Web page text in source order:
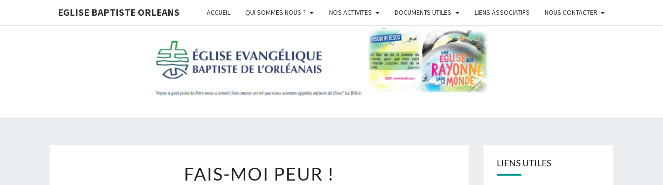
EGLISE BAPTISTE ORLEANS ACCUEIL QUI SOMMES NOUS ? NOS ACTIVITES DOCUMENTS UTILES LIENS ASSOCIATIFS NOUS CONTACTER
EGLISE
BAPTISTE
ORLEANS
MOI
FAIS-MOI PEUR ! LIENS UTILES